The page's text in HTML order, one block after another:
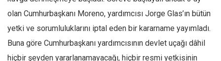
Yvonne Ridley
Barış Tarımcıoğlu
Ömer Kayani
olan Cumhurbaşkanı Moreno, yardımcısı Jorge Glas’ın bütün
yetki ve sorumluluklarını iptal eden bir kararname yayımladı.
Buna göre Cumhurbaşkanı yardımcısının devlet uçağı dâhil
hiçbir şeyden yararlanamayacağı, hiçbir resmi yetkisinin